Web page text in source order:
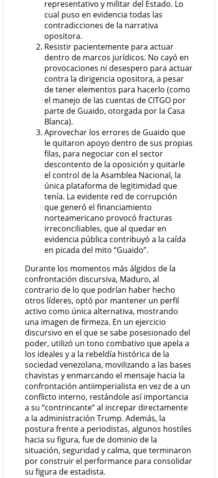
representativo y militar del Estado. Lo
cual puso en evidencia todas las
contradicciones de la narrativa
opositora.
Resistir pacientemente para actuar
dentro de marcos jurídicos. No cayó en
provocaciones ni desespero para actuar
contra la dirigencia opositora, a pesar
de tener elementos para hacerlo (como
el manejo de las cuentas de CITGO por
parte de Guaido, otorgada por la Casa
Blanca).
Aprovechar los errores de Guaido que
le quitaron apoyo dentro de sus propias
filas, para negociar con el sector
descontento de la oposición y quitarle
el control de la Asamblea Nacional, la
única plataforma de legitimidad que
tenía. La evidente red de corrupción
que generó el financiamiento
norteamericano provocó fracturas
irreconciliables, que al quedar en
evidencia pública contribuyó a la caída
en picada del mito “Guaido”.
Durante los momentos más álgidos de la
confrontación discursiva, Maduro, al
contrario de lo que podrían haber hecho
otros líderes, optó por mantener un perfil
activo como única alternativa, mostrando
una imagen de firmeza. En un ejercicio
discursivo en el que se sabe posesionado del
poder, utilizó un tono combativo que apela a
los ideales y a la rebeldía histórica de la
sociedad venezolana, movilizando a las bases
chavistas y enmarcando el mensaje hacia la
confrontación antiimperialista en vez de a un
conflicto interno, restándole así importancia
a su “contrincante” al increpar directamente
a la administración Trump. Además, la
postura frente a periodistas, algunos hostiles
hacia su figura, fue de dominio de la
situación, seguridad y calma, que terminaron
por construir el performance para consolidar
su figura de estadista.